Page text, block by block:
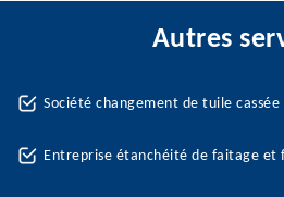
Autres
Société changement de tuile
Entreprise étanchéité de faitage et